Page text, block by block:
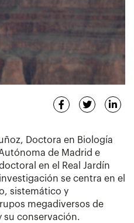
Doctora en Biología
de Madrid e
en el Real Jardín
se centra en el
sistemático y
megadiversos de
su conservación.